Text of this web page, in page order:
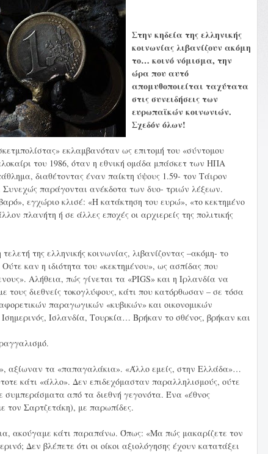
Στην κηδεία της ελληνικής
κοινωνίας λιβανίζουν ακόμη
το… κοινό νόμισμα, την
ώρα που αυτό
απομυθοποιείται ταχύτατα
στις συνειδήσεις των
ευρωπαϊκών κοινωνιών.
Σχεδόν όλων!
εκλαμβανόταν ως επιτομή του «σύντομου
του 1986, όταν η εθνική ομάδα μπάσκετ των ΗΠΑ
διαθέτοντας έναν παίκτη ύψους 1.59- τον Τάιρον
παράγονται ανέκδοτα των δυο- τριών λέξεων.
εγχώριο κλισέ: «Η κατάκτηση του ευρώ», «το κεκτημένο
πλανήτη ή σε άλλες εποχές οι αρχιερείς της πολιτικής
της ελληνικής κοινωνίας, λιβανίζοντας –ακόμη- το
καν η ιδιότητα του «κεκτημένου», ως ασπίδας που
Αλήθεια, πώς γίνεται τα «PIGS» και η Ιρλανδία να
τους διεθνείς τοκογλύφους, κάτι που κατόρθωσαν – σε τόσα
παραγωγικών «κυβικών» και οικονομικών
Ισλανδία, Τουρκία… Βρήκαν το σθένος, βρήκαν και
αξίωναν τα «παπαγαλάκια». «Άλλο εμείς, στην Ελλάδα»…
κάτι «άλλο». Δεν επιδεχόμασταν παραλληλισμούς, ούτε
συμπεράσματα από τα διεθνή γεγονότα. Ένα «έθνος
τον Σαρτζετάκη), με παρωπίδες.
ακούγαμε κάτι παραπάνω. Όπως: «Μα πώς μακαρίζετε τον
Δεν βλέπετε ότι οι οίκοι αξιολόγησης έχουν κατατάξει